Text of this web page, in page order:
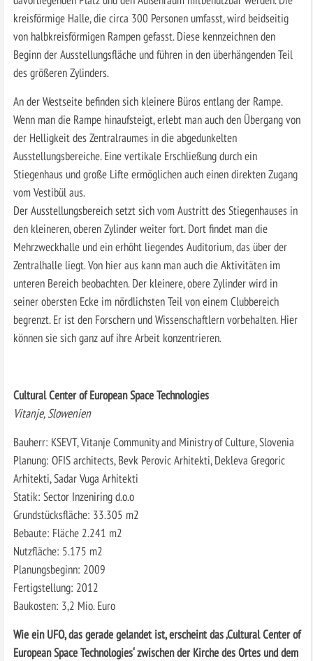
kreisförmige Halle, die circa 300 Personen umfasst, wird beidseitig
von halbkreisförmigen Rampen gefasst. Diese kennzeichnen den
Beginn der Ausstellungsfläche und führen in den überhängenden Teil
des größeren Zylinders.
An der Westseite befinden sich kleinere Büros entlang der Rampe.
Wenn man die Rampe hinaufsteigt, erlebt man auch den Übergang von
der Helligkeit des Zentralraumes in die abgedunkelten
Ausstellungsbereiche. Eine vertikale Erschließung durch ein
Stiegenhaus und große Lifte ermöglichen auch einen direkten Zugang
vom Vestibül aus.
Der Ausstellungsbereich setzt sich vom Austritt des Stiegenhauses in
den kleineren, oberen Zylinder weiter fort. Dort findet man die
Mehrzweckhalle und ein erhöht liegendes Auditorium, das über der
Zentralhalle liegt. Von hier aus kann man auch die Aktivitäten im
unteren Bereich beobachten. Der kleinere, obere Zylinder wird in
seiner obersten Ecke im nördlichsten Teil von einem Clubbereich
begrenzt. Er ist den Forschern und Wissenschaftlern vorbehalten. Hier
können sie sich ganz auf ihre Arbeit konzentrieren.
Cultural Center of European Space Technologies
Vitanje, Slowenien
Bauherr: KSEVT, Vitanje Community and Ministry of Culture, Slovenia
Planung: OFIS architects, Bevk Perovic Arhitekti, Dekleva Gregoric
Arhitekti, Sadar Vuga Arhitekti
Statik: Sector Inzeniring d.o.o
Grundstücksfläche: 33.305 m2
Bebaute: Fläche 2.241 m2
Nutzfläche: 5.175 m2
Planungsbeginn: 2009
Fertigstellung: 2012
Baukosten: 3,2 Mio. Euro
Wie ein UFO, das gerade gelandet ist, erscheint das ‚Cultural Center of
European Space Technologies‘ zwischen der Kirche des Ortes und dem